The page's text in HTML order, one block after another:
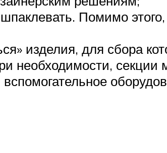
Помимо
изделия, для сбора
необходимости, секции